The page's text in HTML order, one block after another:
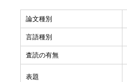
論文種別
言語種別
査読の有無
表題